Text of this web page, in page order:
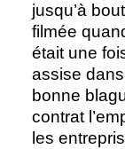
jusqu’à
filmée
était une
assise
bonne
contrat
les